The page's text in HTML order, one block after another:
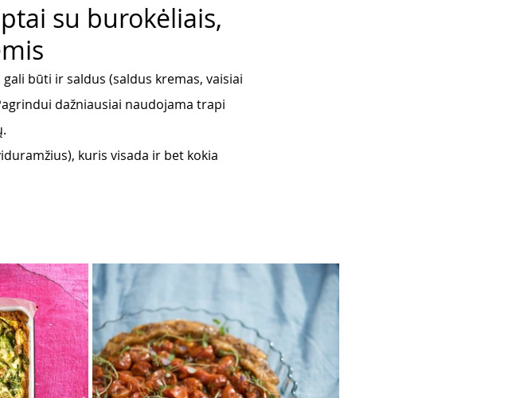
su burokėliais,
būti ir saldus (saldus kremas, vaisiai
dažniausiai naudojama trapi
kuris visada ir bet kokia